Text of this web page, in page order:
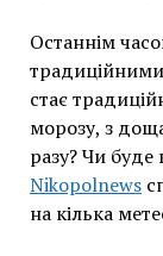
Останнім
стає
морозу, з
разу? Чи буде
Nikopolnews
на кілька